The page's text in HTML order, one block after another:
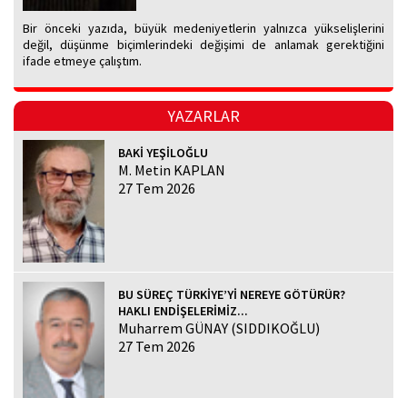
Bir önceki yazıda, büyük medeniyetlerin yalnızca yükselişlerini
değil, düşünme biçimlerindeki değişimi de anlamak gerektiğini
ifade etmeye çalıştım.
YAZARLAR
BAKİ YEŞİLOĞLU
M. Metin KAPLAN
27 Tem 2026
BU SÜREÇ TÜRKİYE’Yİ NEREYE GÖTÜRÜR?
HAKLI ENDİŞELERİMİZ...
Muharrem GÜNAY (SIDDIKOĞLU)
27 Tem 2026